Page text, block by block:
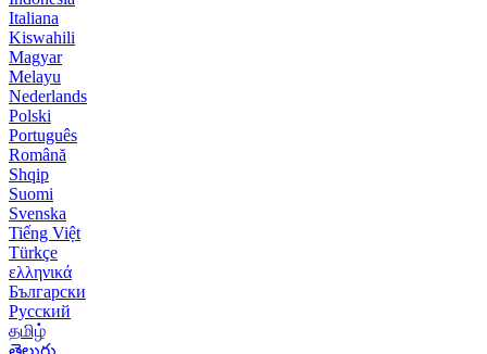
Italiana
Kiswahili
Magyar
Melayu
Nederlands
Polski
Português
Română
Shqip
Suomi
Svenska
Tiếng Việt
Türkçe
ελληνικά
Български
Русский
தமிழ்
తెలుగు